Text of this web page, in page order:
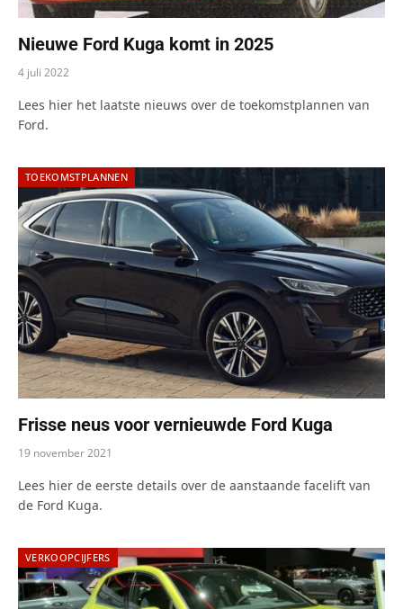
Nieuwe Ford Kuga komt in 2025
4 juli 2022
Lees hier het laatste nieuws over de toekomstplannen van
Ford.
TOEKOMSTPLANNEN
Frisse neus voor vernieuwde Ford Kuga
19 november 2021
Lees hier de eerste details over de aanstaande facelift van
de Ford Kuga.
VERKOOPCIJFERS